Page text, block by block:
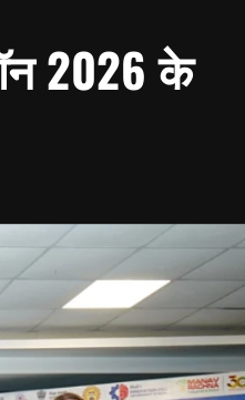
2026 के